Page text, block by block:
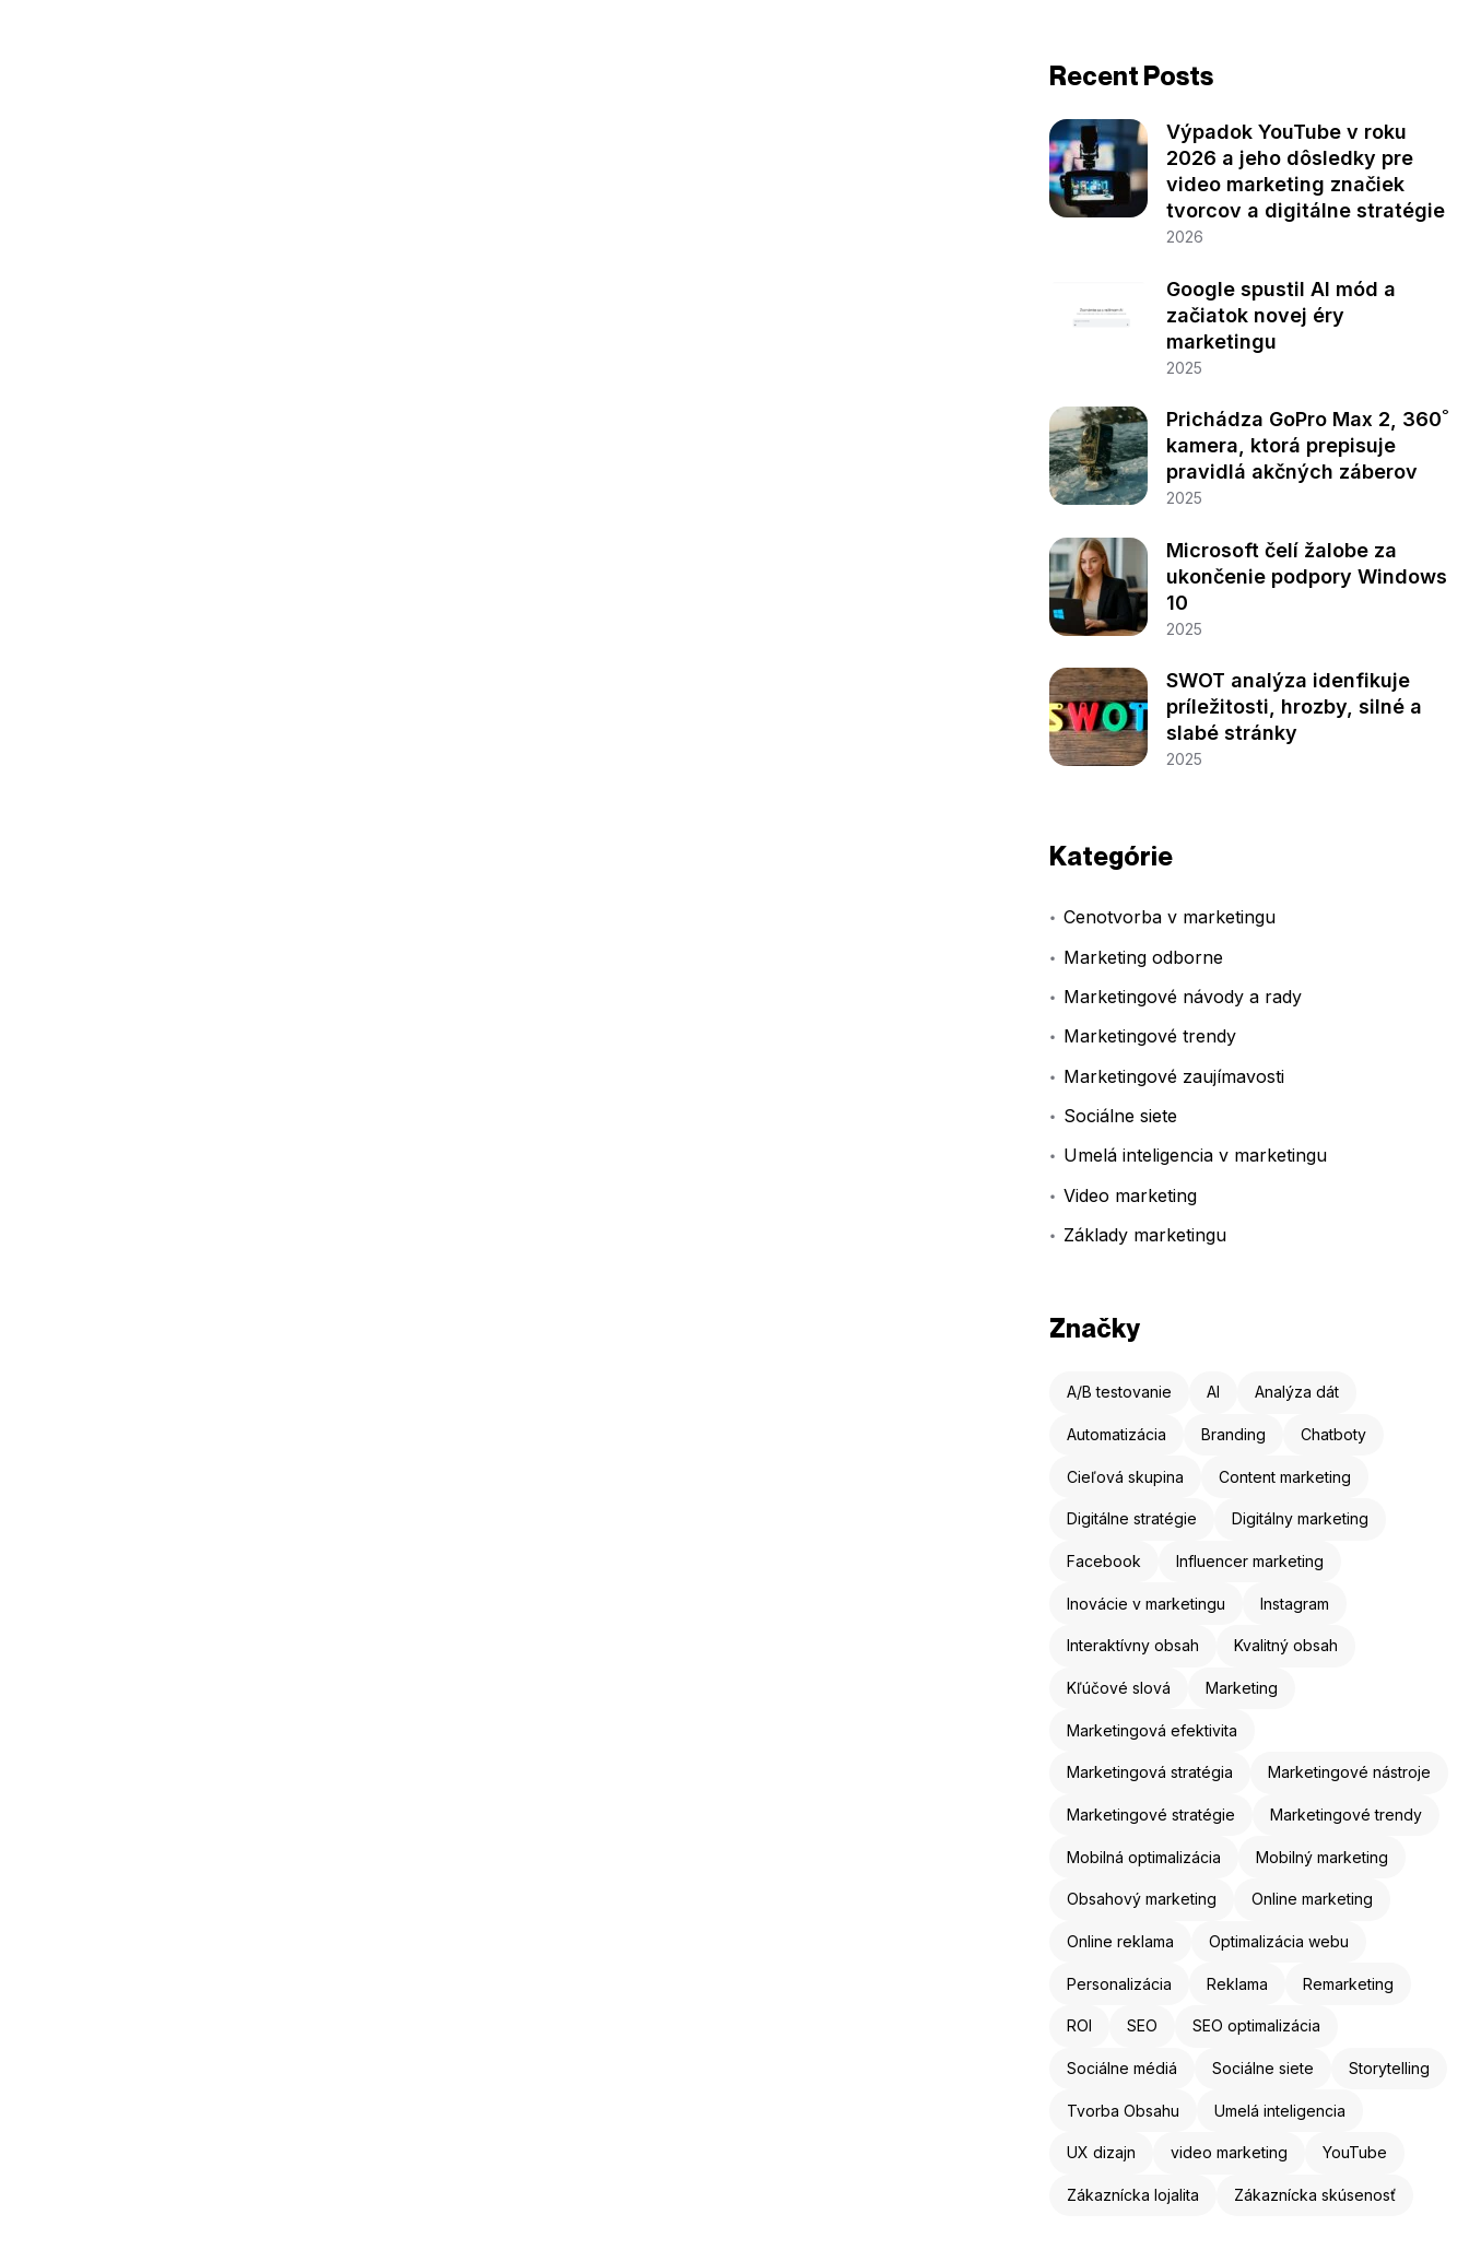
Recent Posts
Výpadok YouTube v roku
2026 a jeho dôsledky pre
video marketing značiek
tvorcov a digitálne stratégie
2026
Google spustil AI mód a
začiatok novej éry
marketingu
2025
Prichádza GoPro Max 2, 360˚
kamera, ktorá prepisuje
pravidlá akčných záberov
2025
Microsoft čelí žalobe za
ukončenie podpory Windows
10
2025
SWOT analýza idenfikuje
príležitosti, hrozby, silné a
slabé stránky
2025
Kategórie
Cenotvorba v marketingu
Marketing odborne
Marketingové návody a rady
Marketingové trendy
Marketingové zaujímavosti
Sociálne siete
Umelá inteligencia v marketingu
Video marketing
Základy marketingu
Značky
A/B testovanie AI Analýza dát
Automatizácia Branding Chatboty
Cieľová skupina Content marketing
Digitálne stratégie Digitálny marketing
Facebook Influencer marketing
Inovácie v marketingu Instagram
Interaktívny obsah Kvalitný obsah
Kľúčové slová Marketing
Marketingová efektivita
Marketingová stratégia Marketingové nástroje
Marketingové stratégie Marketingové trendy
Mobilná optimalizácia Mobilný marketing
Obsahový marketing Online marketing
Online reklama Optimalizácia webu
Personalizácia Reklama Remarketing
ROI SEO SEO optimalizácia
Sociálne médiá Sociálne siete Storytelling
Tvorba Obsahu Umelá inteligencia
UX dizajn video marketing YouTube
Zákaznícka lojalita Zákaznícka skúsenosť